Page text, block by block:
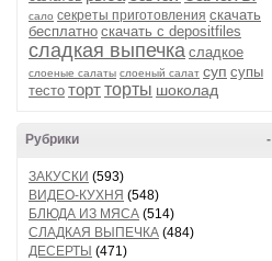
сало секреты приготовления скачать
бесплатно скачать с depositfiles
сладкая выпечка сладкое
слоеные салаты слоеный салат суп супы
тесто тортторты шоколад
-
Рубрики
ЗАКУСКИ (593)
ВИДЕО-КУХНЯ (548)
БЛЮДА ИЗ МЯСА (514)
СЛАДКАЯ ВЫПЕЧКА (484)
ДЕСЕРТЫ (471)